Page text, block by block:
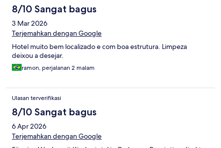
8/10 Sangat bagus
3 Mar 2026
Terjemahkan dengan Google
Hotel muito bem localizado e com boa estrutura. Limpeza
deixou a desejar.
ramon, perjalanan 2 malam
Ulasan terverifikasi
8/10 Sangat bagus
6 Apr 2026
Terjemahkan dengan Google